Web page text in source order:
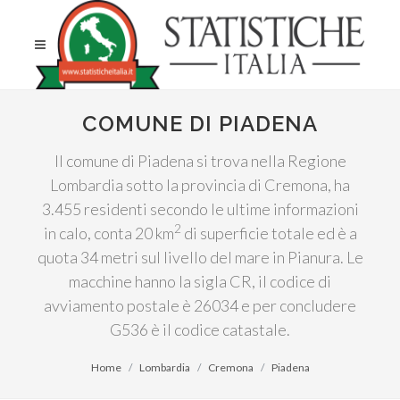
COMUNE DI PIADENA
Il comune di Piadena si trova nella Regione
Lombardia sotto la provincia di Cremona, ha
3.455 residenti secondo le ultime informazioni
in calo, conta 20 km2 di superficie totale ed è a
quota 34 metri sul livello del mare in Pianura. Le
macchine hanno la sigla CR, il codice di
avviamento postale è 26034 e per concludere
G536 è il codice catastale.
Home Lombardia Cremona Piadena